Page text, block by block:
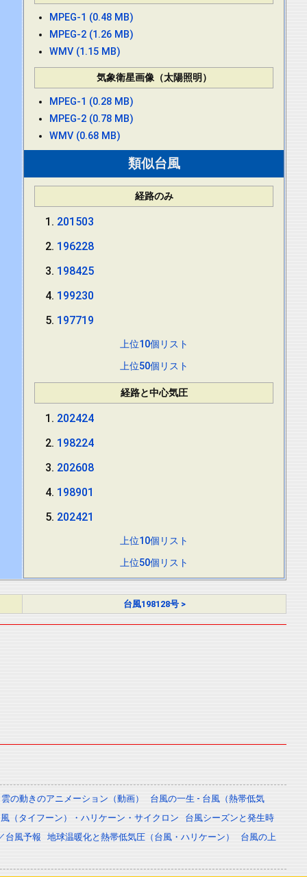
MPEG-1 (0.48 MB)
MPEG-2 (1.26 MB)
WMV (1.15 MB)
気象衛星画像（太陽照明）
MPEG-1 (0.28 MB)
MPEG-2 (0.78 MB)
WMV (0.68 MB)
類似台風
経路のみ
201503
196228
198425
199230
197719
上位10個リスト
上位50個リスト
経路と中心気圧
202424
198224
202608
198901
202421
上位10個リスト
上位50個リスト
台風198128号 >
雲の動きのアニメーション（動画）
台風の一生 - 台風（熱帯低気
（タイフーン）・ハリケーン・サイクロン
台風シーズンと発生時
台風予報 地球温暖化と熱帯低気圧（台風・ハリケーン） 台風の上